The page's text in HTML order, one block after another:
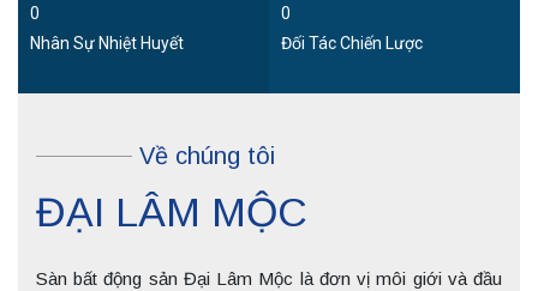
0
Nhân Sự Nhiệt Huyết
0
Đối Tác Chiến Lược
Về chúng tôi
ĐẠI LÂM MỘC
Sàn bất động sản Đại Lâm Mộc là đơn vị môi giới và đầu